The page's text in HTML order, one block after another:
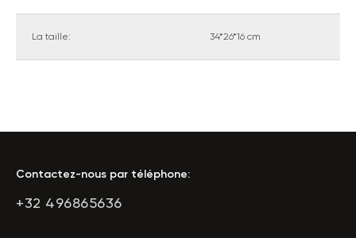
La taille: 34*26*16 cm
Contactez-nous par téléphone:
+32 496865636